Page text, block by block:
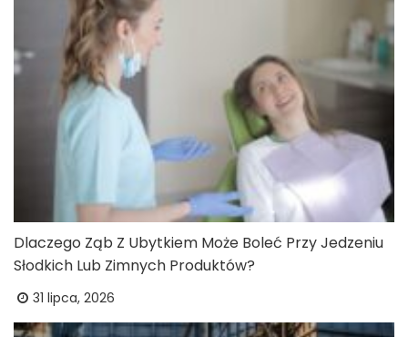
Dlaczego Ząb Z Ubytkiem Może Boleć Przy Jedzeniu
Słodkich Lub Zimnych Produktów?
31 lipca, 2026